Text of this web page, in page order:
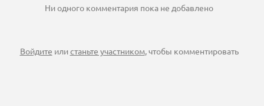
Ни одного комментария пока не добавлено
Войдите илистаньте участником, чтобы комментировать